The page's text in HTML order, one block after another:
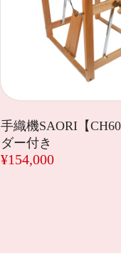
手織機SAORI【
ダー付き
¥154,000